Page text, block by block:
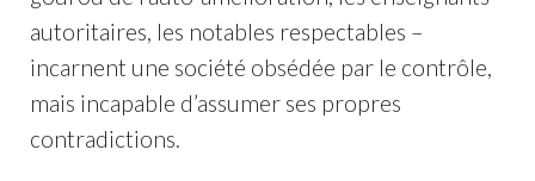
autoritaires, les notables respectables –
incarnent une société obsédée par le contrôle,
mais incapable d’assumer ses propres
contradictions.